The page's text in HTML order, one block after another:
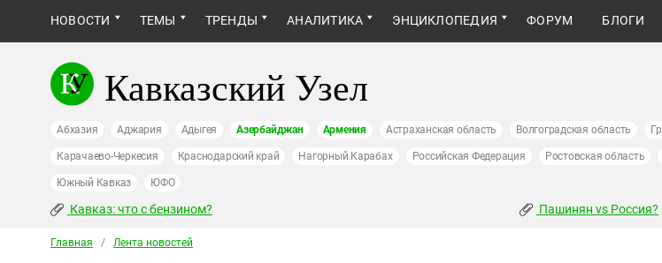
НОВОСТИ ТЕМЫ ТРЕНДЫ АНАЛИТИКА ЭНЦИКЛОПЕДИЯ ФОРУМ БЛОГИ
Кавказский Узел
Абхазия Аджария Адыгея Азербайджан Армения Астраханская область Волгоградская область
Карачаево-Черкесия Краснодарский край Нагорный Карабах Российская Федерация Ростовская область
Южный Кавказ ЮФО
Кавказ: что с бензином? Пашинян vs Россия?
Главная / Лента новостей